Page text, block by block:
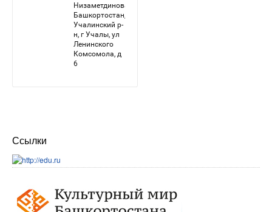
Ссылки